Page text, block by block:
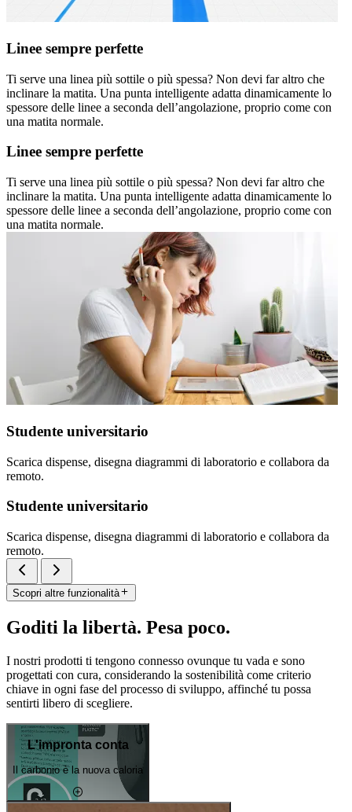
Linee sempre perfette
Ti serve una linea più sottile o più spessa? Non devi far altro che
inclinare la matita. Una punta intelligente adatta dinamicamente lo
spessore delle linee a seconda dell’angolazione, proprio come con
una matita normale.
Linee sempre perfette
Ti serve una linea più sottile o più spessa? Non devi far altro che
inclinare la matita. Una punta intelligente adatta dinamicamente lo
spessore delle linee a seconda dell’angolazione, proprio come con
una matita normale.
Studente universitario
Scarica dispense, disegna diagrammi di laboratorio e collabora da
remoto.
Studente universitario
Scarica dispense, disegna diagrammi di laboratorio e collabora da
remoto.
Scopri altre funzionalità
Goditi la libertà. Pesa poco.
I nostri prodotti ti tengono connesso ovunque tu vada e sono
progettati con cura, considerando la sostenibilità come criterio
chiave in ogni fase del processo di sviluppo, affinché tu possa
sentirti libero di scegliere.
L'impronta conta
Il carbonio è la nuova caloria